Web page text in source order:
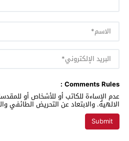
Comments Rules :
عدم الإساءة للكاتب أو للأشخاص أو
الالهية. والابتعاد عن التحريض الطائفي